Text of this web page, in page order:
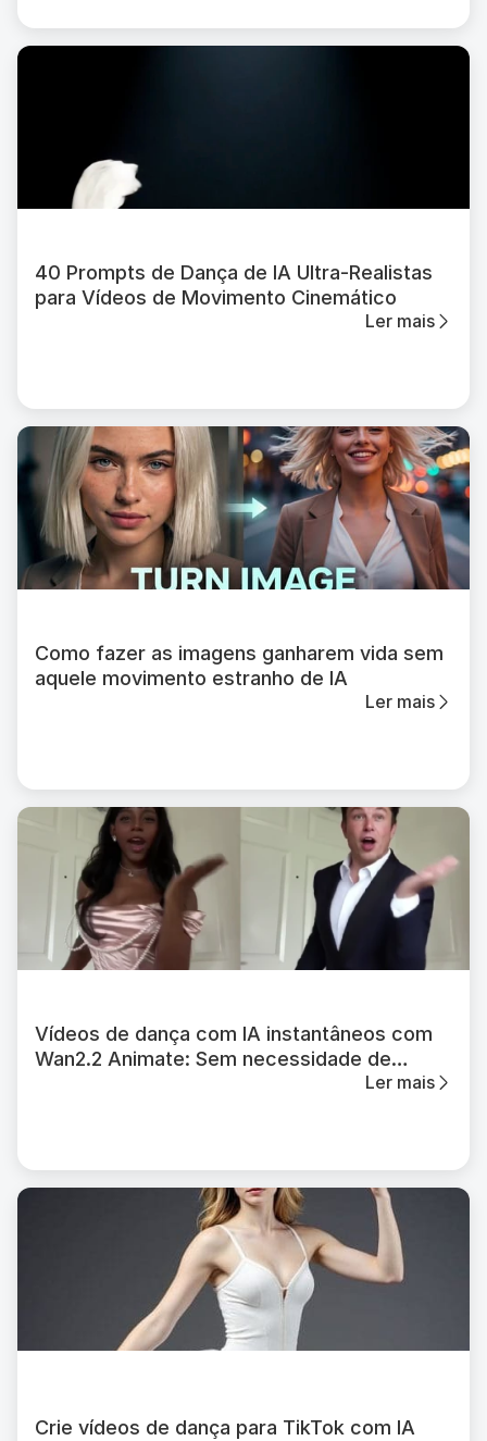
40 Prompts de Dança de IA Ultra-Realistas
para Vídeos de Movimento Cinemático
Ler mais
Como fazer as imagens ganharem vida sem
aquele movimento estranho de IA
Ler mais
Vídeos de dança com IA instantâneos com
Wan2.2 Animate: Sem necessidade de
Ler mais
Crie vídeos de dança para TikTok com IA